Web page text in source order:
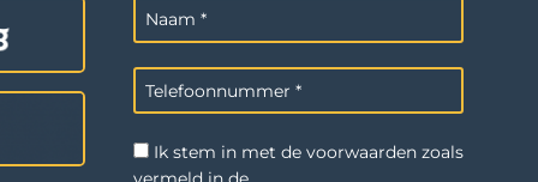
Ik stem in met de voorwaarden zoals